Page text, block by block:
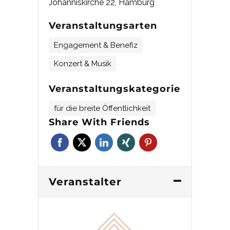
Johanniskirche 22, Hamburg
Veranstaltungsarten
Engagement & Benefiz
Konzert & Musik
Veranstaltungskategorie
für die breite Öffentlichkeit
Share With Friends
Veranstalter